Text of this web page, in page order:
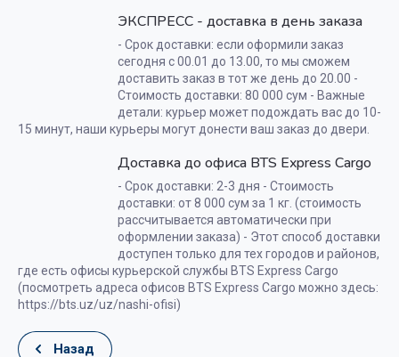
ЭКСПРЕСС - доставка в день заказа
- Срок доставки: если оформили заказ
сегодня с 00.01 до 13.00, то мы сможем
доставить заказ в тот же день до 20.00 -
Стоимость доставки: 80 000 сум - Важные
детали: курьер может подождать вас до 10-
15 минут, наши курьеры могут донести ваш заказ до двери.
Доставка до офиса BTS Express Cargo
- Срок доставки: 2-3 дня - Стоимость
доставки: от 8 000 сум за 1 кг. (стоимость
рассчитывается автоматически при
оформлении заказа) - Этот способ доставки
доступен только для тех городов и районов,
где есть офисы курьерской службы BTS Express Cargo
(посмотреть адреса офисов BTS Express Cargo можно здесь:
https://bts.uz/uz/nashi-ofisi)
Назад